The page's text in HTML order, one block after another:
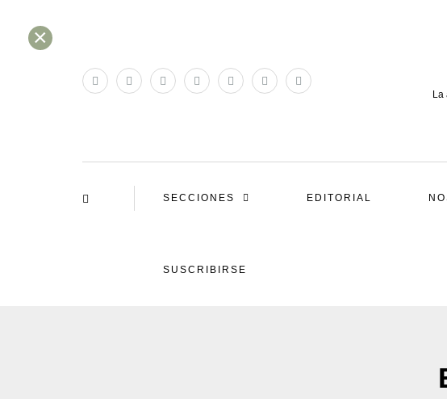
La
SECCIONES EDITORIAL
SUSCRIBIRSE
×